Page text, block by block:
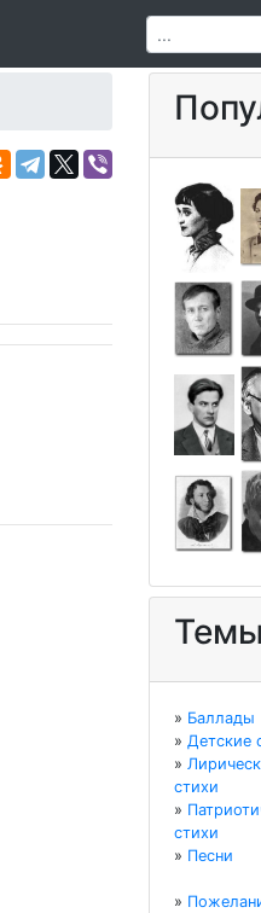
» Баллады
» Детские
»
стихи
»
стихи
» Песни
»